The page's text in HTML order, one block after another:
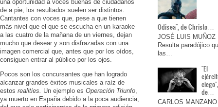
una oportunidad a voces buenas de ciudadanos
de a pie, los resultados suelen ser distintos.
Cantantes con voces que, pese a que tienen
más nivel que el que se escucha en un karaoke
a las cuatro de la mañana de un viernes, dejan
mucho que desear y son disfrazadas con una
imagen comercial que, antes que por los oídos,
consiguen entrar al público por los ojos.
Pocos son los concursantes que han logrado
alcanzar grandes éxitos musicales a raíz de
estos realities. Un ejemplo es Operación Triunfo
ya muerto en España debido a la poca audiencia,
Odisea", de Christo…
JOSÉ LUIS MUÑOZ
Resulta paradójico
las…
"El
de…
CARLOS MANZANO